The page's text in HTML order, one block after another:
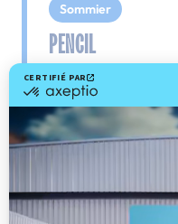
Sommier
PENCIL
Le plus : soutien
Grâce à ses 3
Pencil vous assure
épaules, le dos et le
lattes, vous évitez
Dès 501,00 €